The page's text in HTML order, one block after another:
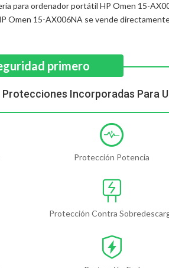
para ordenador portátil HP Omen 15-
Omen 15-AX006NA se vende
primero
Incorporadas Para
Protección Potencia
Protección Contra